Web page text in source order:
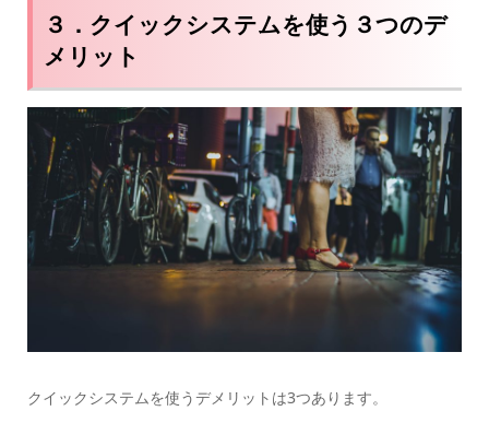
３．クイックシステムを使う３つのデ
メリット
クイックシステムを使うデメリットは3つあります。